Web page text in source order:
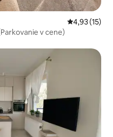
Priemerné
4,93 (15)
v cene)